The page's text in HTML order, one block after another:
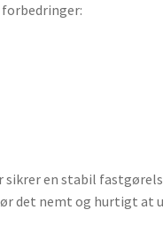
en stabil
det nemt og hurtigt at